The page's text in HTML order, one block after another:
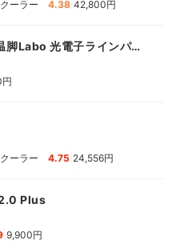
ーラー
4.38 42,800円
脚Labo 光電子ラインパイ
ーラー
4.75 24,556円
Plus
9,900円